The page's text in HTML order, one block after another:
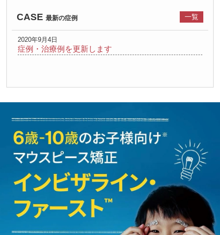
CASE 最新の症例 一覧
2020年9月4日
症例・治療例を更新します